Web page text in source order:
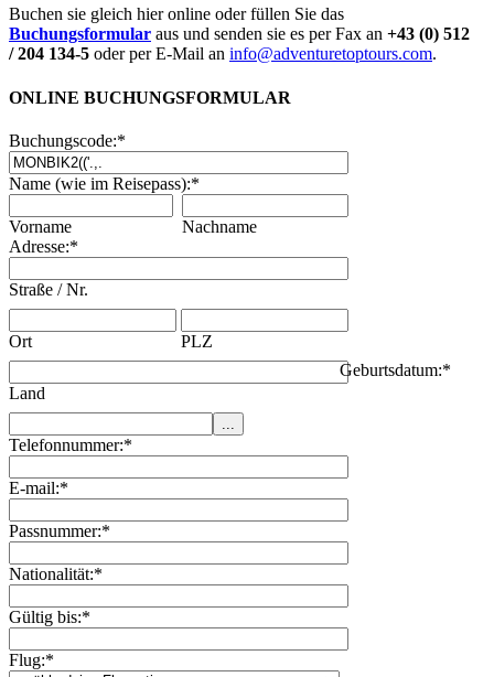
Buchen sie gleich hier online oder füllen Sie das
Buchungsformular aus und senden sie es per Fax an +43 (0) 512
/ 204 134-5 oder per E-Mail an info@adventuretoptours.com.
ONLINE BUCHUNGSFORMULAR
Buchungscode:*
Name (wie im Reisepass):*
Vorname
Nachname
Adresse:*
Straße / Nr.
Ort PLZ
Land
Geburtsdatum:*
Telefonnummer:*
E-mail:*
Passnummer:*
Nationalität:*
Gültig bis:*
Flug:*